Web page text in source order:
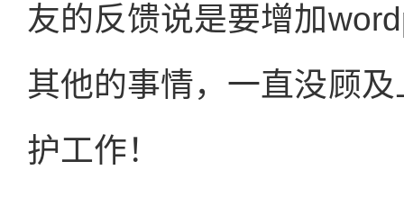
友的反馈说是要增加
其他的事情，一直没顾
护工作！